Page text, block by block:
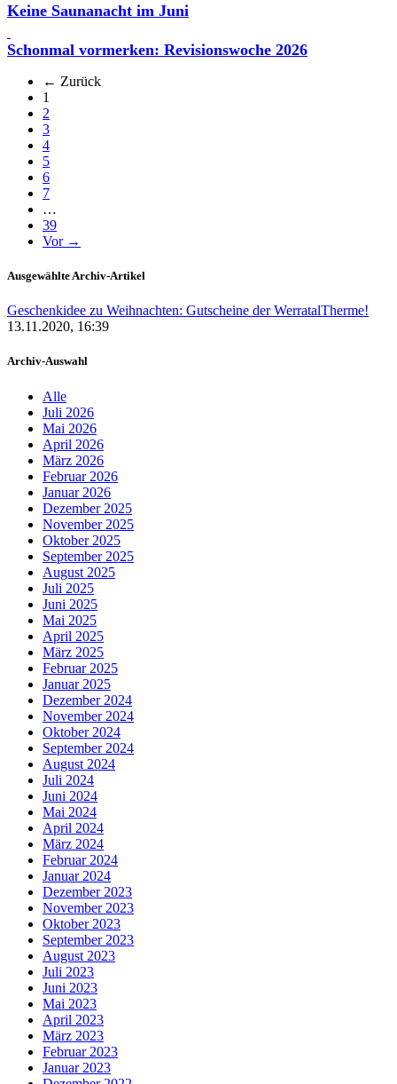
Keine Saunanacht im Juni
Schonmal vormerken: Revisionswoche 2026
← Zurück
1
2
3
4
5
6
7
…
39
Vor →
Ausgewählte Archiv-Artikel
Geschenkidee zu Weihnachten: Gutscheine der WerratalTherme!
13.11.2020, 16:39
Archiv-Auswahl
Alle
Juli 2026
Mai 2026
April 2026
März 2026
Februar 2026
Januar 2026
Dezember 2025
November 2025
Oktober 2025
September 2025
August 2025
Juli 2025
Juni 2025
Mai 2025
April 2025
März 2025
Februar 2025
Januar 2025
Dezember 2024
November 2024
Oktober 2024
September 2024
August 2024
Juli 2024
Juni 2024
Mai 2024
April 2024
März 2024
Februar 2024
Januar 2024
Dezember 2023
November 2023
Oktober 2023
September 2023
August 2023
Juli 2023
Juni 2023
Mai 2023
April 2023
März 2023
Februar 2023
Januar 2023